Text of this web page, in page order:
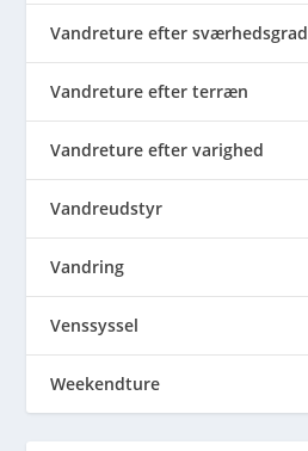
Vandreture efter sværhedsgrad
Vandreture efter terræn
Vandreture efter varighed
Vandreudstyr
Vandring
Venssyssel
Weekendture